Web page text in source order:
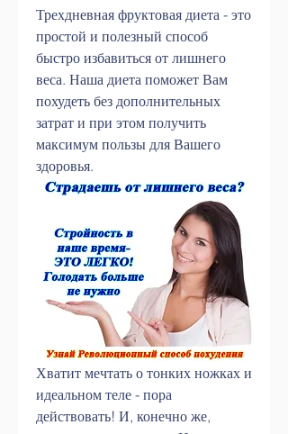
Трехдневная фруктовая диета - это
простой и полезный способ
быстро избавиться от лишнего
веса. Наша диета поможет Вам
похудеть без дополнительных
затрат и при этом получить
максимум пользы для Вашего
здоровья.
Хватит мечтать о тонких ножках и
идеальном теле - пора
действовать! И, конечно же,